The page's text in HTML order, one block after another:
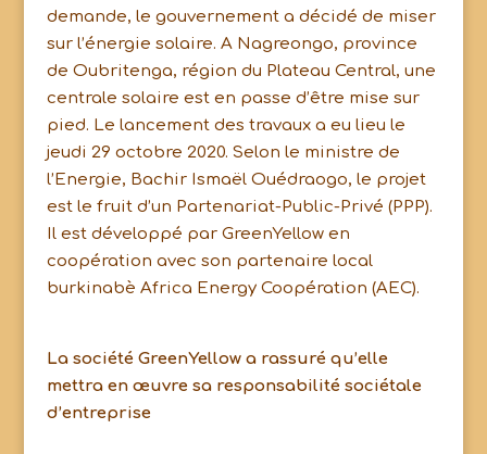
demande, le gouvernement a décidé de miser
sur l’énergie solaire. A Nagreongo, province
de Oubritenga, région du Plateau Central, une
centrale solaire est en passe d’être mise sur
pied. Le lancement des travaux a eu lieu le
jeudi 29 octobre 2020. Selon le ministre de
l’Energie, Bachir Ismaël Ouédraogo, le projet
est le fruit d’un Partenariat-Public-Privé (PPP).
Il est développé par GreenYellow en
coopération avec son partenaire local
burkinabè Africa Energy Coopération (AEC).
La société GreenYellow a rassuré qu’elle
mettra en œuvre sa responsabilité sociétale
d’entreprise